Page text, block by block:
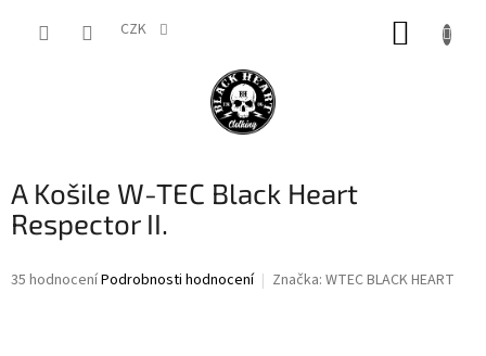
CZK
A Košile W-TEC Black Heart
Respector II.
Průměrné
35 hodnoceníPodrobnosti hodnocení Značka: WTEC BLACK HEART